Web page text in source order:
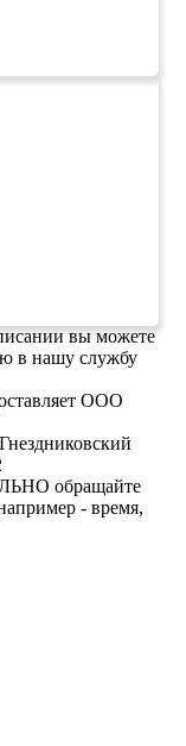
вы можете
в нашу службу
ООО
обращайте
- время,